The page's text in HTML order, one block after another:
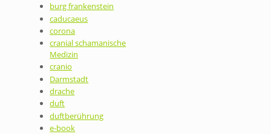
burg frankenstein
caducaeus
corona
cranial schamanische
Medizin
cranio
Darmstadt
drache
duft
duftberührung
e-book